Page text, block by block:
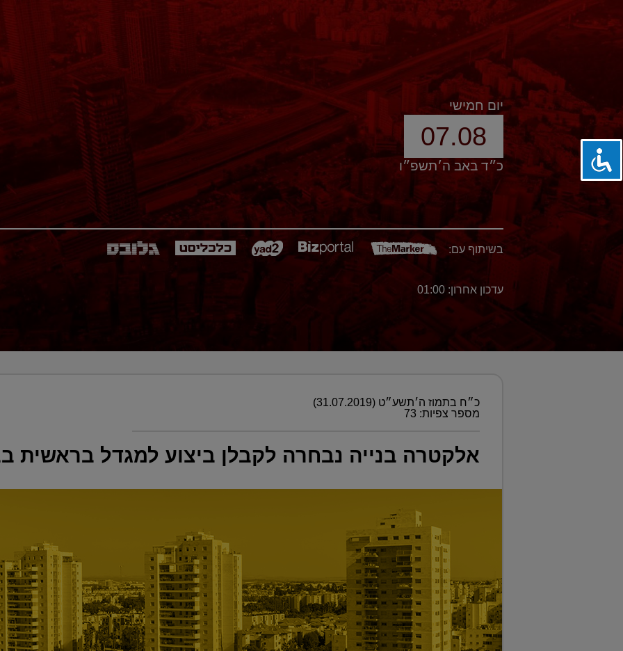
יום חמישי
07.08
כ״ד באב ה׳תשפ״ו
בשיתוף עם:
עדכון אחרון: 01:00
כ״ח בתמוז ה׳תשע״ט (31.07.2019)
מספר צפיות: 73
אלקטרה בנייה נבחרה לקבלן ביצוע למגדל בראשית